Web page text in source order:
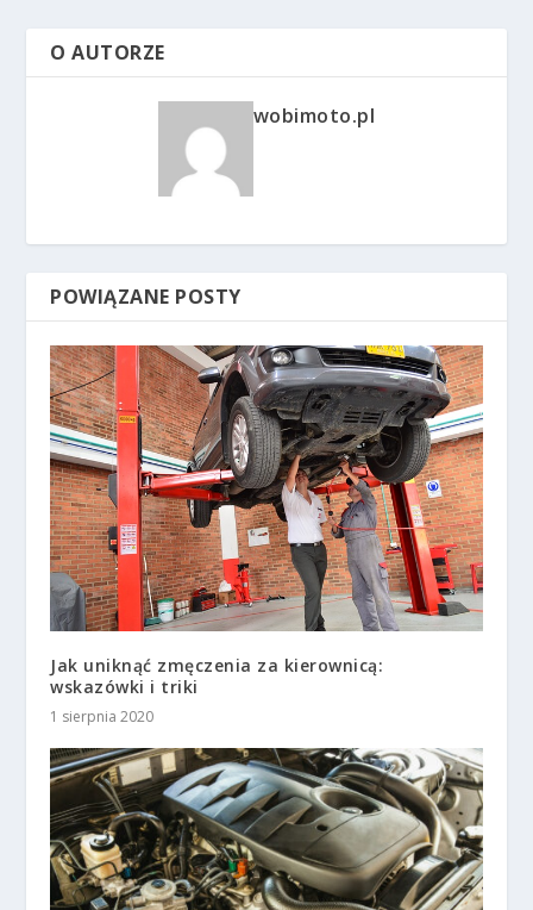
O AUTORZE
wobimoto.pl
POWIĄZANE POSTY
Jak uniknąć zmęczenia za kierownicą:
wskazówki i triki
1 sierpnia 2020